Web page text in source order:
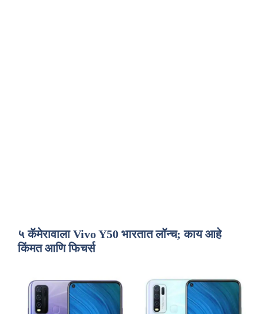
५ कॅमेरावाला Vivo Y50 भारतात लॉन्च; काय आहे
किंमत आणि फिचर्स